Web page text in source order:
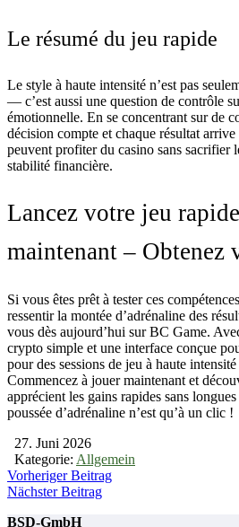
Le résumé du jeu rapide
Le style à haute intensité n’est pas
— c’est aussi une question de contrôle
émotionnelle. En se concentrant sur de
décision compte et chaque résultat
peuvent profiter du casino sans sacrifier
stabilité financière.
Lancez votre jeu
maintenant – Obtenez
Si vous êtes prêt à tester ces
ressentir la montée d’adrénaline des
vous dès aujourd’hui sur BC Game.
crypto simple et une interface conçue
pour des sessions de jeu à haute
Commencez à jouer maintenant et
apprécient les gains rapides sans
poussée d’adrénaline n’est qu’à un clic !
27. Juni 2026
Kategorie: Allgemein
Vorheriger Beitrag
Nächster Beitrag
BSD-GmbH